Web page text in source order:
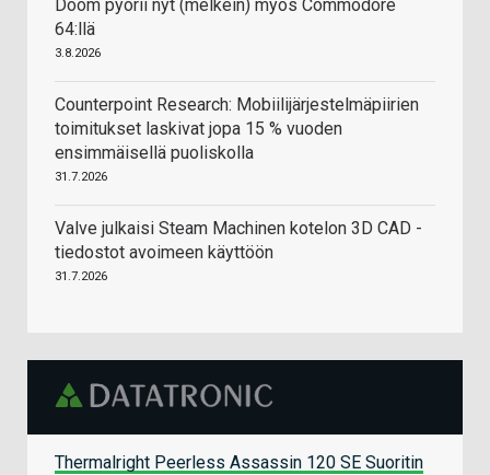
Doom pyörii nyt (melkein) myös Commodore
64:llä
3.8.2026
Counterpoint Research: Mobiilijärjestelmäpiirien
toimitukset laskivat jopa 15 % vuoden
ensimmäisellä puoliskolla
31.7.2026
Valve julkaisi Steam Machinen kotelon 3D CAD -
tiedostot avoimeen käyttöön
31.7.2026
Thermalright Peerless Assassin 120 SE Suoritin